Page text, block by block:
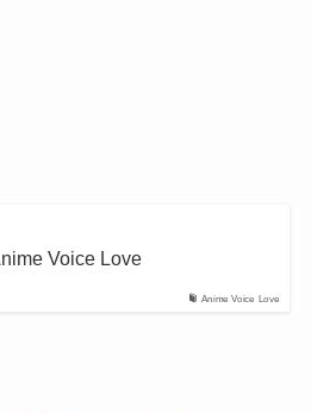
Anime Voice Love
Voice Love